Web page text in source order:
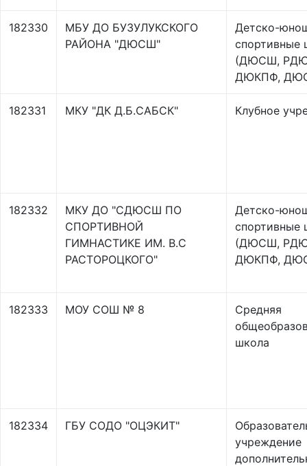
182330
МБУ ДО БУЗУЛУКСКОГО
РАЙОНА "ДЮСШ"
Детско-
спортивные
(ДЮСШ,
ДЮКПФ,
182331 МКУ "ДК Д.Б.САБСК" Клубное
182332
МКУ ДО "СДЮСШ ПО
СПОРТИВНОЙ
ГИМНАСТИКЕ ИМ. В.С
РАСТОРОЦКОГО"
Детско-
спортивные
(ДЮСШ,
ДЮКПФ,
182333 МОУ СОШ № 8
Средняя
школа
182334 ГБУ СОДО "ОЦЭКИТ"
учреждение